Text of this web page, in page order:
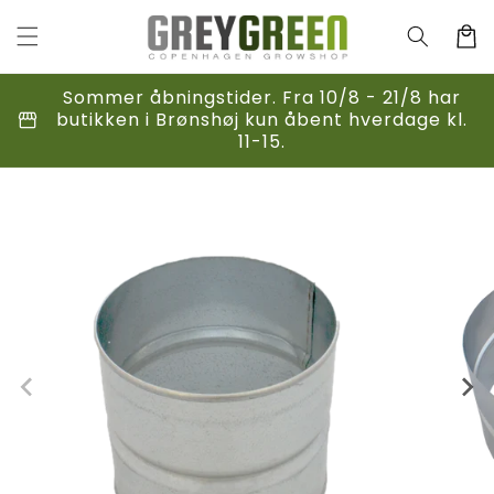
indhold
storefront
Sommer åbningstider. Fra 10/8 - 21/8 har
butikken i Brønshøj kun åbent hverdage kl.
11-15.